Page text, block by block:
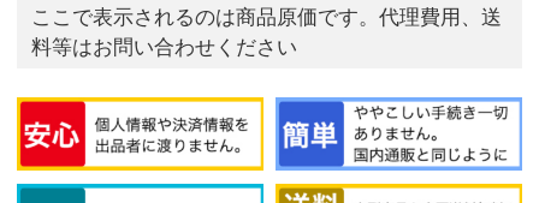
ここで表示されるのは商品原価です。代理費用、送
料等はお問い合わせください